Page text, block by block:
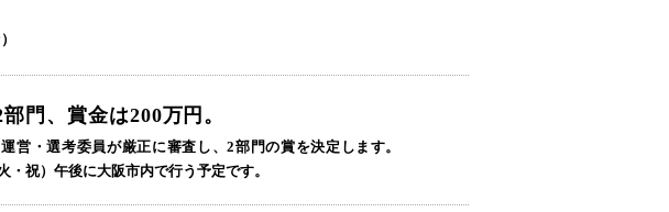
門、賞金は200万円。
営・選考委員が厳正に審査し、2部門の賞を決定します。
祝）午後に大阪市内で行う予定です。